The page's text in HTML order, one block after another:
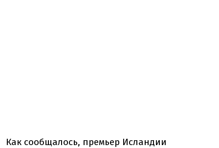
Как сообщалось, премьер Исландии